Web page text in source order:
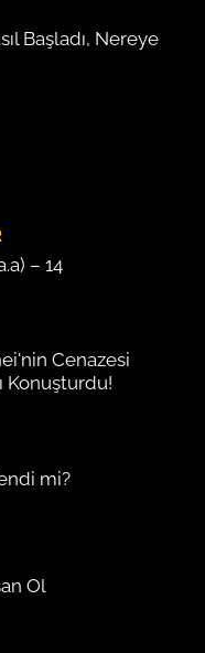
Başladı, Nereye
– 14
Cenazesi
Konuşturdu!
mi?
Ol